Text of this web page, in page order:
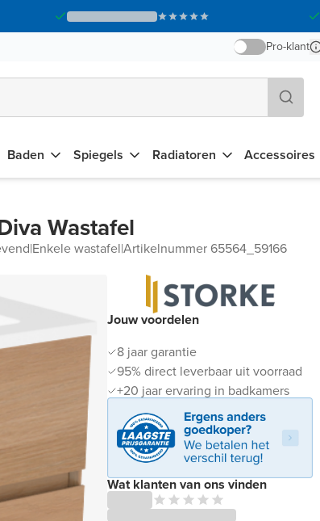
Pro-klant
Baden Spiegels Radiatoren Accessoires
Wastafel
|Enkele wastafel|Artikelnummer 65564_59166
Jouw voordelen
8 jaar garantie
95% direct leverbaar uit voorraad
+20 jaar ervaring in badkamers
Wat klanten van ons vinden